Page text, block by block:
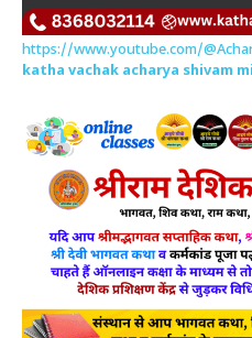
https://www.youtube.com/
katha vachak acharya shivam